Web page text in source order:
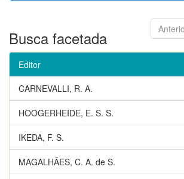
Busca facetada
Editor
CARNEVALLI, R. A.
HOOGERHEIDE, E. S. S.
IKEDA, F. S.
MAGALHÃES, C. A. de S.